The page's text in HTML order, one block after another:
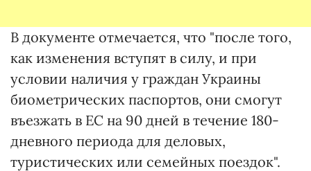
В документе отмечается, что "после того,
как изменения вступят в силу, и при
условии наличия у граждан Украины
биометрических паспортов, они смогут
въезжать в ЕС на 90 дней в течение 180-
дневного периода для деловых,
туристических или семейных поездок".